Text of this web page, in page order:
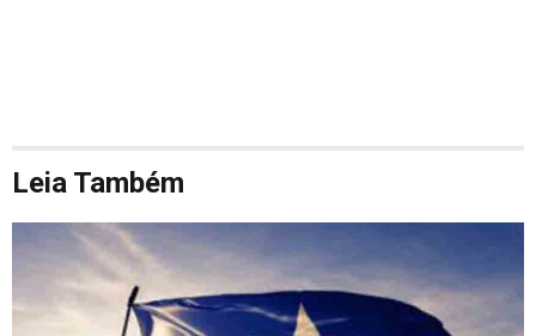
Leia Também